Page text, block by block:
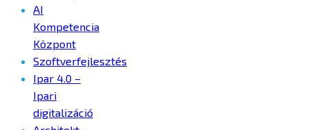
AI
Kompetencia
Központ
Szoftverfejlesztés
Ipar 4.0 –
Ipari
digitalizáció